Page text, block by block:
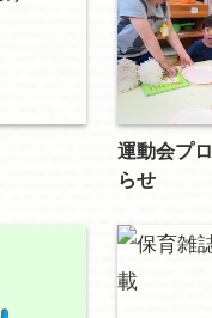
運動会プ
らせ